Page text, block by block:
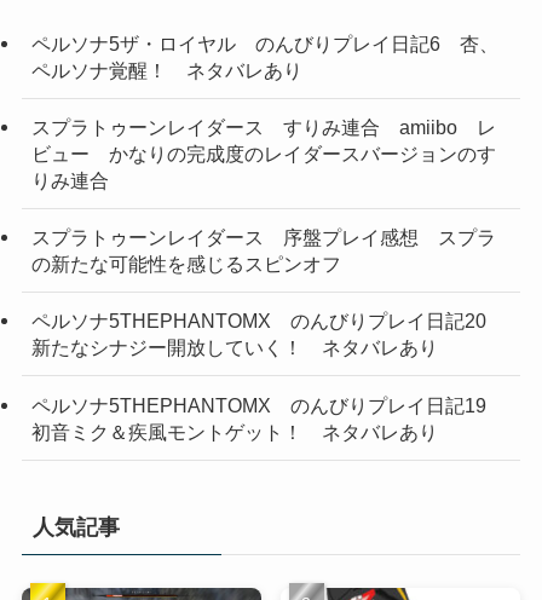
ペルソナ5ザ・ロイヤル のんびりプレイ日記6 杏、
ペルソナ覚醒！ ネタバレあり
スプラトゥーンレイダース すりみ連合 amiibo レ
ビュー かなりの完成度のレイダースバージョンのす
りみ連合
スプラトゥーンレイダース 序盤プレイ感想 スプラ
の新たな可能性を感じるスピンオフ
ペルソナ5THEPHANTOMX のんびりプレイ日記20
新たなシナジー開放していく！ ネタバレあり
ペルソナ5THEPHANTOMX のんびりプレイ日記19
初音ミク＆疾風モントゲット！ ネタバレあり
人気記事